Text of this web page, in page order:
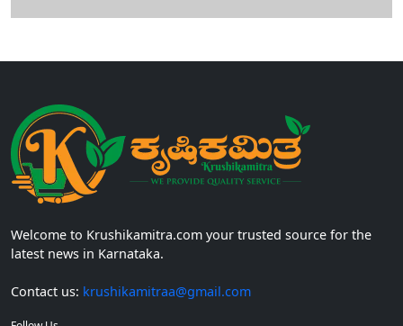
Welcome to Krushikamitra.com your trusted source for the
latest news in Karnataka.
Contact us: krushikamitraa@gmail.com